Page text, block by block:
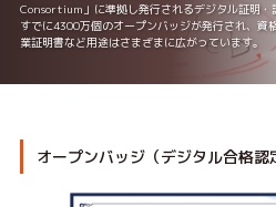
Consortium」に準拠し発行されるデジタル証明・
すでに4300万個のオープンバッジが発行され、資
業証明書など用途はさまざまに広がっています。
オープンバッジ（デジタル合格認